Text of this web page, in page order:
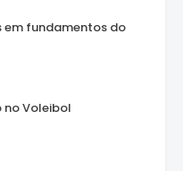
em fundamentos do
no Voleibol